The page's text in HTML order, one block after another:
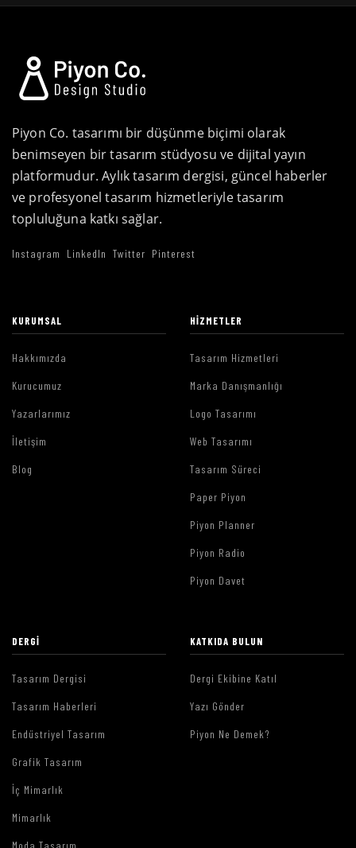
Piyon Co. tasarımı bir düşünme biçimi olarak
benimseyen bir tasarım stüdyosu ve dijital yayın
platformudur. Aylık tasarım dergisi, güncel haberler
ve profesyonel tasarım hizmetleriyle tasarım
topluluğuna katkı sağlar.
Instagram LinkedIn Twitter Pinterest
KURUMSAL
Hakkımızda
Kurucumuz
Yazarlarımız
İletişim
Blog
HIZMETLER
Tasarım Hizmetleri
Marka Danışmanlığı
Logo Tasarımı
Web Tasarımı
Tasarım Süreci
Paper Piyon
Piyon Planner
Piyon Radio
Piyon Davet
DERGI
Tasarım Dergisi
Tasarım Haberleri
Endüstriyel Tasarım
Grafik Tasarım
İç Mimarlık
Mimarlık
KATKIDA BULUN
Dergi Ekibine Katıl
Yazı Gönder
Piyon Ne Demek?